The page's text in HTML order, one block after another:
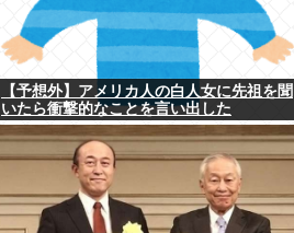
【予想外】アメリカ人の白人女に先祖を聞
いたら衝撃的なことを言い出した